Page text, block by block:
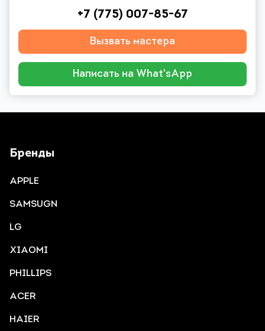
+7 (775) 007-85-67
Вызвать мастера
Написать на What'sApp
Бренды
APPLE
SAMSUGN
LG
XIAOMI
PHILLIPS
ACER
HAIER